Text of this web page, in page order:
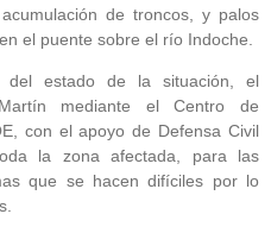
de troncos, y palos
el puente sobre el río Indoche.
del estado de la situación, el
mediante el Centro de
con el apoyo de Defensa Civil
la zona afectada, para las
que se hacen difíciles por lo